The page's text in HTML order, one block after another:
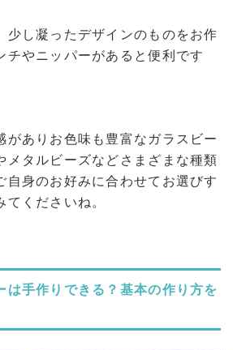
少し凝ったデザインのものをお作
チやニッパーがあると便利です
がありお色味も豊富なガラスビー
メタルビーズなどさまざまな種類
自身のお好みに合わせてお選びす
てくださいね。
は手作りできる？基本の作り方を